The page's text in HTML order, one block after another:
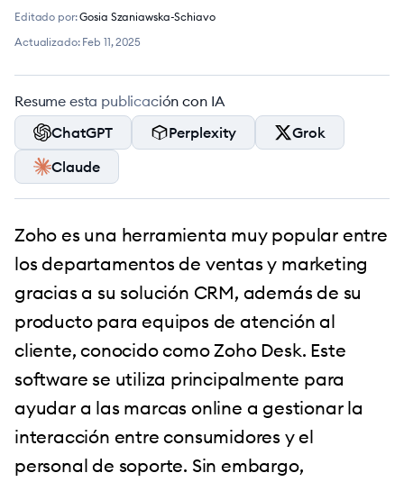
Editado por:Gosia Szaniawska-Schiavo
Actualizado: Feb 11, 2025
Resume esta publicación con IA
ChatGPT
Perplexity
Grok
Claude
Zoho es una herramienta muy popular entre
los departamentos de ventas y marketing
gracias a su solución CRM, además de su
producto para equipos de atención al
cliente, conocido como Zoho Desk. Este
software se utiliza principalmente para
ayudar a las marcas online a gestionar la
interacción entre consumidores y el
personal de soporte. Sin embargo,